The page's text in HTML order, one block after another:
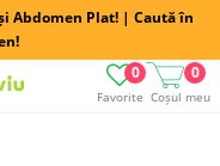
Abdomen Plat! | Caută în
Favorite
0
Coșul meu
0